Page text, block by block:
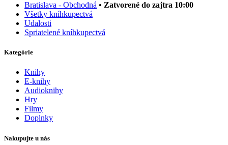
Bratislava - Obchodná • Zatvorené do zajtra 10:00
Všetky kníhkupectvá
Udalosti
Spriatelené kníhkupectvá
Kategórie
Knihy
E-knihy
Audioknihy
Hry
Filmy
Doplnky
Nakupujte u nás